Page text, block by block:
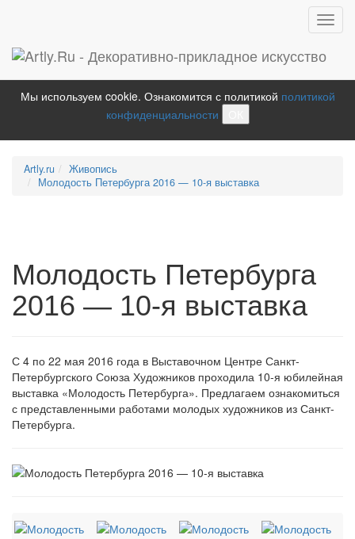
Мы используем cookie. Ознакомится с политикой политикой
конфиденциальности
Artly.ru
Живопись
Молодость Петербурга 2016 — 10-я выставка
Молодость Петербурга
2016 — 10-я выставка
С 4 по 22 мая 2016 года в Выставочном Центре Санкт-
Петербургского Союза Художников проходила 10-я юбилейная
выставка «Молодость Петербурга». Предлагаем ознакомиться
с представленными работами молодых художников из Санкт-
Петербурга.